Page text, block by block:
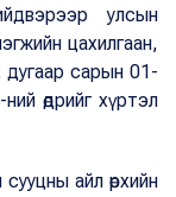
улсын
цахилгаан,
дугаар сарын 01-
өдрийг хүртэл
айл өрхийн